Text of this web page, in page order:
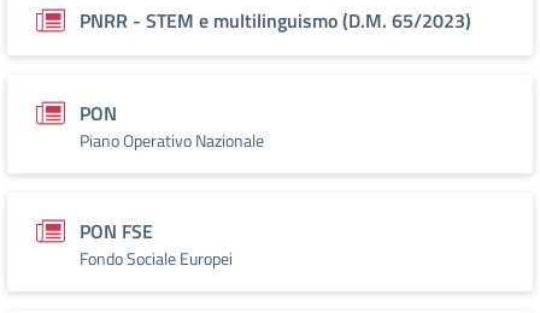
PNRR - STEM e multilinguismo (D.M. 65/2023)
PON
Piano Operativo Nazionale
PON FSE
Fondo Sociale Europei